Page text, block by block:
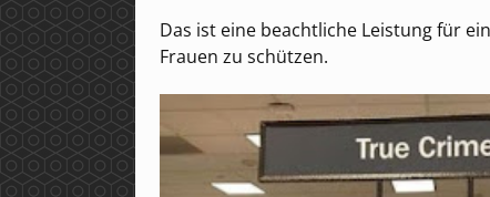
Das ist eine beachtliche Leistung für
Frauen zu schützen.